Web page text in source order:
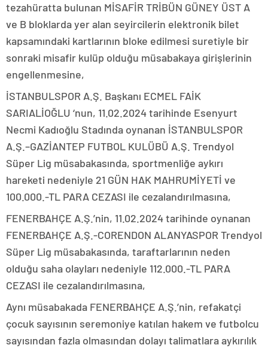
tezahüratta bulunan MİSAFİR TRİBÜN GÜNEY ÜST A
ve B bloklarda yer alan seyircilerin elektronik bilet
kapsamındaki kartlarının bloke edilmesi suretiyle bir
sonraki misafir kulüp olduğu müsabakaya girişlerinin
engellenmesine,
İSTANBULSPOR A.Ş. Başkanı ECMEL FAİK
SARIALİOĞLU ‘nun, 11.02.2024 tarihinde Esenyurt
Necmi Kadıoğlu Stadında oynanan İSTANBULSPOR
A.Ş.–GAZİANTEP FUTBOL KULÜBÜ A.Ş. Trendyol
Süper Lig müsabakasında, sportmenliğe aykırı
hareketi nedeniyle 21 GÜN HAK MAHRUMİYETİ ve
100.000.-TL PARA CEZASI ile cezalandırılmasına,
FENERBAHÇE A.Ş.’nin, 11.02.2024 tarihinde oynanan
FENERBAHÇE A.Ş.-CORENDON ALANYASPOR Trendyol
Süper Lig müsabakasında, taraftarlarının neden
olduğu saha olayları nedeniyle 112.000.-TL PARA
CEZASI ile cezalandırılmasına,
Aynı müsabakada FENERBAHÇE A.Ş.’nin, refakatçi
çocuk sayısının seremoniye katılan hakem ve futbolcu
sayısından fazla olmasından dolayı talimatlara aykırılık